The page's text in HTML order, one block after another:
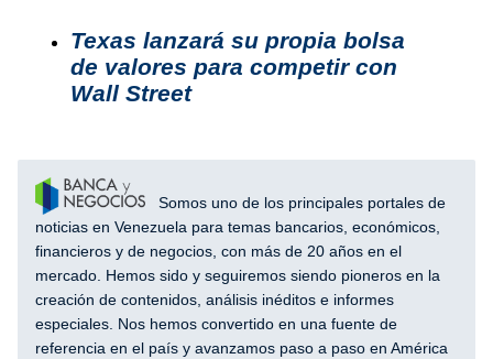
Texas lanzará su propia bolsa
de valores para competir con
Wall Street
Somos uno de los principales portales de
noticias en Venezuela para temas bancarios, económicos,
financieros y de negocios, con más de 20 años en el
mercado. Hemos sido y seguiremos siendo pioneros en la
creación de contenidos, análisis inéditos e informes
especiales. Nos hemos convertido en una fuente de
referencia en el país y avanzamos paso a paso en América